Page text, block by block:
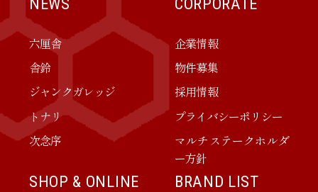
NEWS
六厘舎
舎鈴
ジャンクガレッジ
トナリ
次念序
CORPORATE
企業情報
物件募集
採用情報
プライバシーポリシー
マルチステークホルダ
ー方針
SHOP & ONLINE BRAND LIST